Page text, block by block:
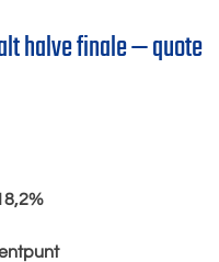
halve finale — quote